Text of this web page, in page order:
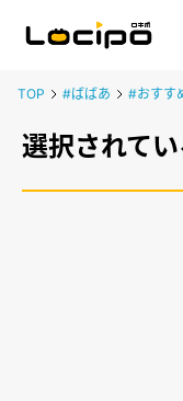
TOP #ばばあ #おすす
選択されて